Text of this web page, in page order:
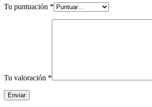
Tu puntuación *
Tu valoración *